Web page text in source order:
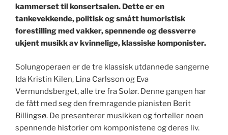
kammerset til konsertsalen. Dette er en
tankevekkende, politisk og smått humoristisk
forestilling med vakker, spennende og dessverre
ukjent musikk av kvinnelige, klassiske komponister.
Solungoperaen er de tre klassisk utdannede sangerne
Ida Kristin Kilen, Lina Carlsson og Eva
Vermundsberget, alle tre fra Solør. Denne gangen har
de fått med seg den fremragende pianisten Berit
Billingsø. De presenterer musikken og forteller noen
spennende historier om komponistene og deres liv.